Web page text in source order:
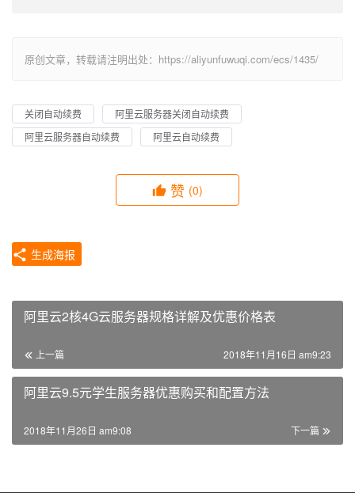
原创文章，转载请注明出处：https://aliyunfuwuqi.com/ecs/1435/
关闭自动续费
阿里云服务器关闭自动续费
阿里云服务器自动续费
阿里云自动续费
赞 (0)
生成海报
阿里云2核4G云服务器规格详解及优惠价格表
上一篇 2018年11月16日 am9:23
阿里云9.5元学生服务器优惠购买和配置方法
下一篇
2018年11月26日 am9:08